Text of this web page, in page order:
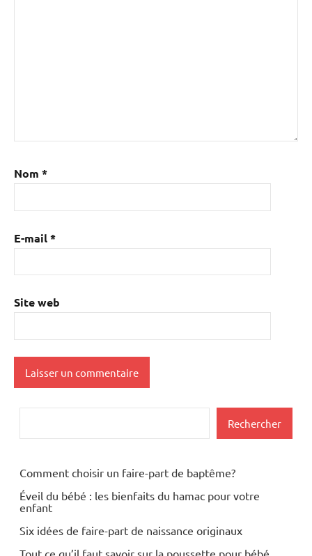
Nom *
E-mail*
Site web
Rechercher
Comment choisir un faire-part de baptême?
Éveil du bébé : les bienfaits du hamac pour votre
enfant
Six idées de faire-part de naissance originaux